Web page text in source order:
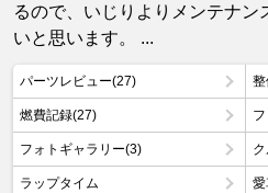
るので、いじりよりメンテナン
いと思います。 ...
パーツレビュー(27)
燃費記録(27)
フォトギャラリー(3)
ラップタイム